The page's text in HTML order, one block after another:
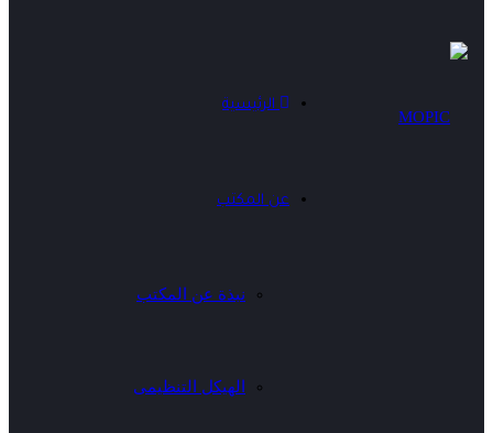
الرئيسية
عن المكتب
نبذة عن المكتب
الهيكل التنظيمى